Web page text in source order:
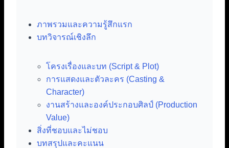
ภาพรวมและความรู้สึกแรก
บทวิจารณ์เชิงลึก
โครงเรื่องและบท (Script & Plot)
การแสดงและตัวละคร (Casting &
Character)
งานสร้างและองค์ประกอบศิลป์ (Production
Value)
สิ่งที่ชอบและไม่ชอบ
บทสรุปและคะแนน